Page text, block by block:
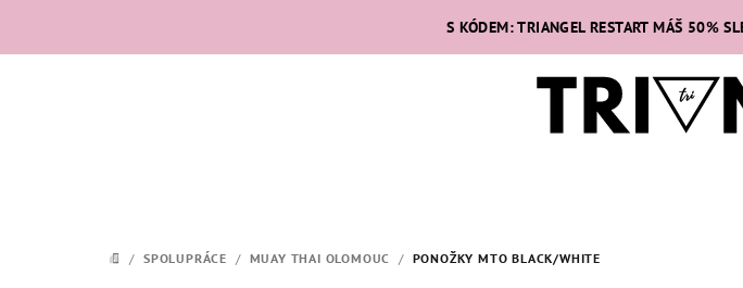
S KÓDEM: TRIANGEL RESTART MÁŠ 50%
DOMŮ
/ SPOLUPRÁCE / MUAY THAI OLOMOUC / PONOŽKY MTO BLACK/WHITE